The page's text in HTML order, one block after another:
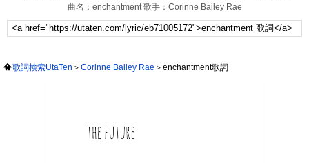
曲名：enchantment 歌手：Corinne Bailey Rae
歌詞検索UtaTen Corinne Bailey Rae enchantment歌詞